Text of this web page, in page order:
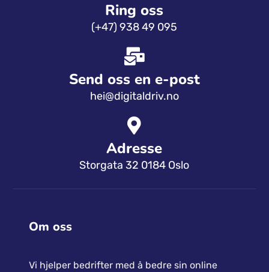
Ring oss
(+47) 938 49 095
Send oss ​​en e-post
hei@digitaldriv.no
Adresse
Storgata 32 0184 Oslo
Om oss
Vi hjelper bedrifter med å bedre sin online